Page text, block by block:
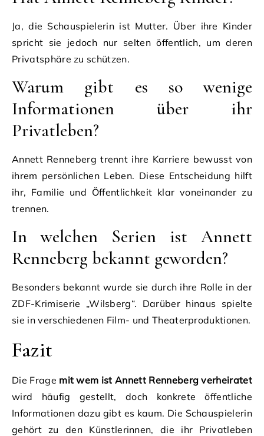
Ja, die Schauspielerin ist Mutter. Über ihre Kinder
spricht sie jedoch nur selten öffentlich, um deren
Privatsphäre zu schützen.
Warum gibt es so wenige
Informationen über ihr
Privatleben?
Annett Renneberg trennt ihre Karriere bewusst von
ihrem persönlichen Leben. Diese Entscheidung hilft
ihr, Familie und Öffentlichkeit klar voneinander zu
trennen.
In welchen Serien ist Annett
Renneberg bekannt geworden?
Besonders bekannt wurde sie durch ihre Rolle in der
ZDF-Krimiserie „Wilsberg“. Darüber hinaus spielte
sie in verschiedenen Film- und Theaterproduktionen.
Fazit
Die Frage mit wem ist Annett Renneberg verheiratet
wird häufig gestellt, doch konkrete öffentliche
Informationen dazu gibt es kaum. Die Schauspielerin
gehört zu den Künstlerinnen, die ihr Privatleben